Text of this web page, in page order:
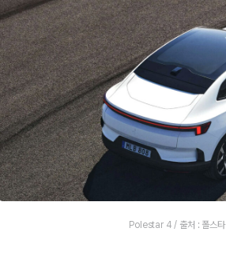
Polestar 4 / 출처 : 폴스타